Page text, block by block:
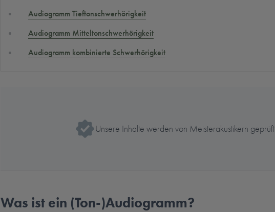
Audiogramm Tieftonschwerhörigkeit
Audiogramm Mitteltonschwerhörigkeit
Audiogramm kombinierte Schwerhörigkeit
Unsere Inhalte werden von Meisterakustikern geprüft
Was ist ein (Ton-)Audiogramm?